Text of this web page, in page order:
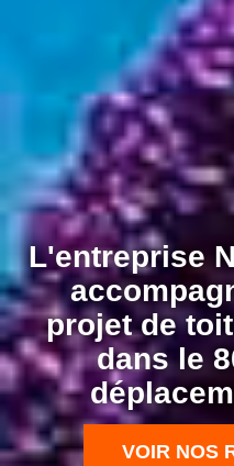
L'entreprise
projet de
dans le
VOIR NOS